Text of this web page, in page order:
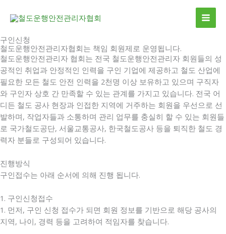
로
건
너
뛰
기
구인신청
철도운행안전관리자협회는 책임 회원제로 운영됩니다.
철도운행안전관리자 협회는 전국 철도운행안전관리자 회원들의 성
공적인 취업과 안정적인 인력을 구인 기업에 제공하고 철도 산업에
필요한 모든 철도 안전 인력을 2천명 이상 보유하고 있으며 구직자
와 구인자 상호 간 만족할 수 있는 관계를 가지고 있습니다. 전국 어
디든 철도 공사 현장과 인접한 지역에 거주하는 회원을 우선으로 선
발하며, 작업자들과 소통하며 관리 업무를 충실히 할 수 있는 회원들
로 국가철도공단, 서울교통공사, 한국철도공사 등을 퇴직한 철도 경
력자 분들로 구성되어 있습니다.
진행방식
구인접수는 아래 순서에 의해 진행 됩니다.
1. 구인신청접수
1. 먼저, 구인 신청 접수가 되면 회원 정보를 기반으로 해당 공사의
지역, 나이, 경력 등을 고려하여 적임자를 찾습니다.